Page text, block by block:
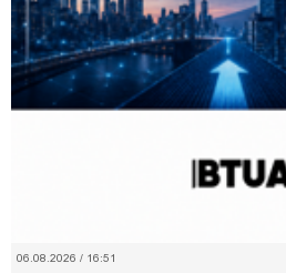
06.08.2026 / 16:51